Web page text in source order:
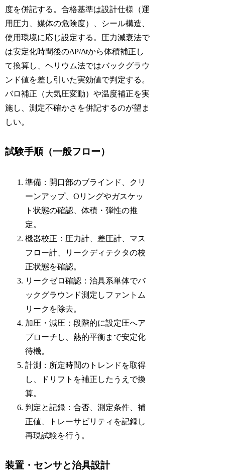
度を併記する。合格基準は設計仕様（運
用圧力、媒体の危険度）、シール構造、
使用環境に応じ設定する。圧力減衰法で
は安定化時間後のΔP/Δtから体積補正し
て換算し、ヘリウム法ではバックグラウ
ンド値を差し引いた実効値で判定する。
バロ補正（大気圧変動）や温度補正を実
施し、測定不確かさを併記するのが望ま
しい。
試験手順（一般フロー）
準備：開口部のブラインド、クリ
ーンアップ、Oリングやガスケッ
ト状態の確認、体積・弾性の推
定。
機器校正：圧力計、差圧計、マス
フロー計、リークディテクタの校
正状態を確認。
リークゼロ確認：治具系単体でバ
ックグラウンド測定しファントム
リークを除去。
加圧・減圧：段階的に設定圧へア
プローチし、熱的平衡まで安定化
待機。
計測：所定時間のトレンドを取得
し、ドリフトを補正したうえで換
算。
判定と記録：合否、測定条件、補
正値、トレーサビリティを記録し
再現試験を行う。
装置・センサと治具設計